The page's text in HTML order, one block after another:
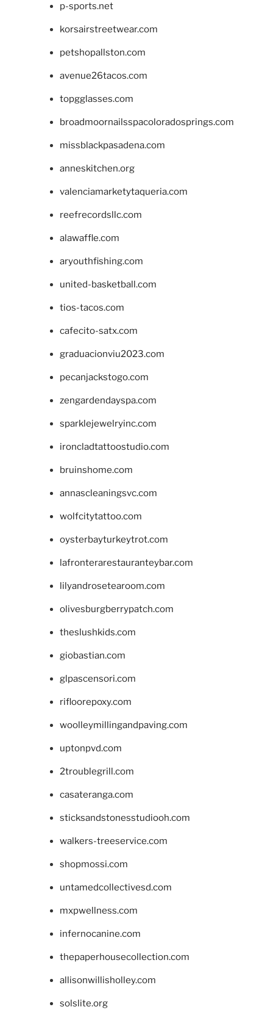
p-sports.net
korsairstreetwear.com
petshopallston.com
avenue26tacos.com
topgglasses.com
broadmoornailsspacoloradosprings.com
missblackpasadena.com
anneskitchen.org
valenciamarketytaqueria.com
reefrecordsllc.com
alawaffle.com
aryouthfishing.com
united-basketball.com
tios-tacos.com
cafecito-satx.com
graduacionviu2023.com
pecanjackstogo.com
zengardendayspa.com
sparklejewelryinc.com
ironcladtattoostudio.com
bruinshome.com
annascleaningsvc.com
wolfcitytattoo.com
oysterbayturkeytrot.com
lafronterarestauranteybar.com
lilyandrosetearoom.com
olivesburgberrypatch.com
theslushkids.com
giobastian.com
glpascensori.com
rifloorepoxy.com
woolleymillingandpaving.com
uptonpvd.com
2troublegrill.com
casateranga.com
sticksandstonesstudiooh.com
walkers-treeservice.com
shopmossi.com
untamedcollectivesd.com
mxpwellness.com
infernocanine.com
thepaperhousecollection.com
allisonwillisholley.com
solslite.org